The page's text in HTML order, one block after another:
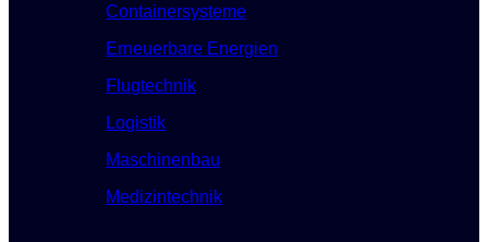
Containersysteme
Erneuerbare Energien
Flugtechnik
Logistik
Maschinenbau
Medizintechnik